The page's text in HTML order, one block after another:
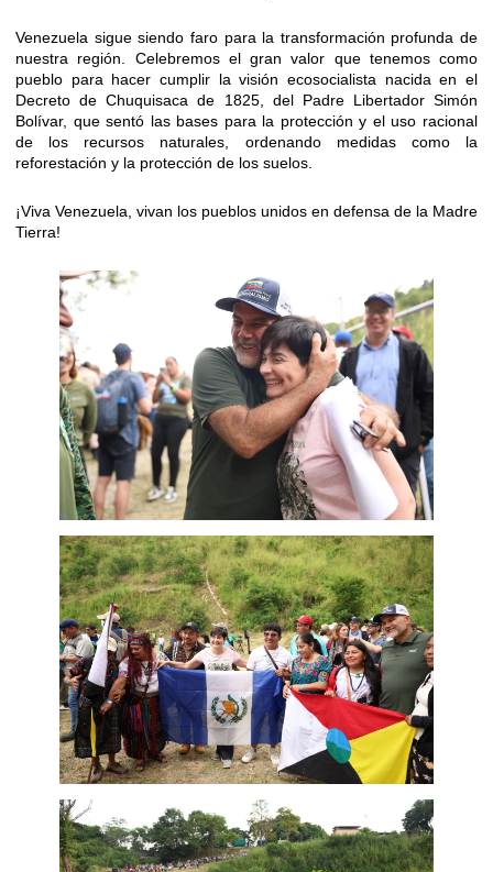
Venezuela sigue siendo faro para la transformación profunda de
nuestra región. Celebremos el gran valor que tenemos como
pueblo para hacer cumplir la visión ecosocialista nacida en el
Decreto de Chuquisaca de 1825, del Padre Libertador Simón
Bolívar, que sentó las bases para la protección y el uso racional
de los recursos naturales, ordenando medidas como la
reforestación y la protección de los suelos.
¡Viva Venezuela, vivan los pueblos unidos en defensa de la Madre
Tierra!